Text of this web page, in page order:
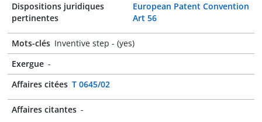
Dispositions juridiques
pertinentes
European Patent Convention
Art 56
Mots-clés Inventive step - (yes)
Exergue -
Affaires citées T 0645/02
Affaires citantes -